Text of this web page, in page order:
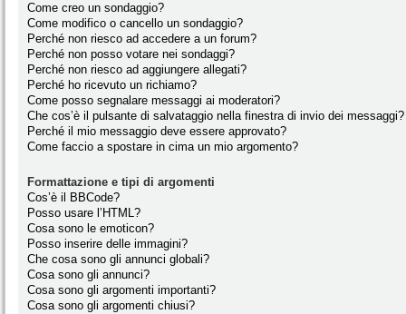
Come creo un sondaggio?
Come modifico o cancello un sondaggio?
Perché non riesco ad accedere a un forum?
Perché non posso votare nei sondaggi?
Perché non riesco ad aggiungere allegati?
Perché ho ricevuto un richiamo?
Come posso segnalare messaggi ai moderatori?
Che cos’è il pulsante di salvataggio nella finestra di invio dei messaggi?
Perché il mio messaggio deve essere approvato?
Come faccio a spostare in cima un mio argomento?
Formattazione e tipi di argomenti
Cos’è il BBCode?
Posso usare l’HTML?
Cosa sono le emoticon?
Posso inserire delle immagini?
Che cosa sono gli annunci globali?
Cosa sono gli annunci?
Cosa sono gli argomenti importanti?
Cosa sono gli argomenti chiusi?